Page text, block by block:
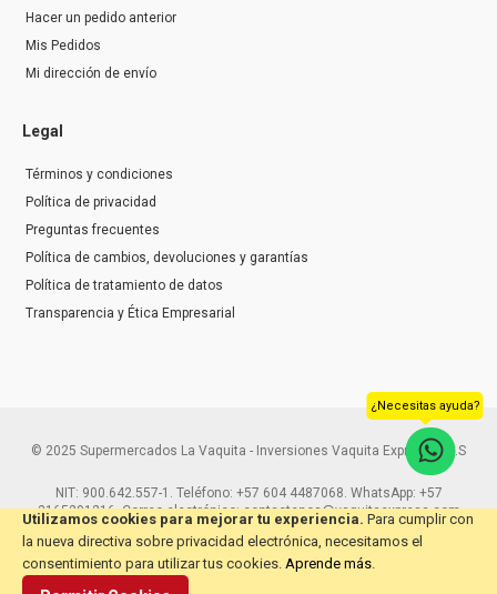
Utilizamos cookies para mejorar tu experiencia. Para cumplir con
la nueva directiva sobre privacidad electrónica, necesitamos el
consentimiento para utilizar tus cookies. Aprende más.
Hacer un pedido anterior
Mis Pedidos
Mi dirección de envío
Legal
Términos y condiciones
Política de privacidad
Preguntas frecuentes
Política de cambios, devoluciones y garantías
Política de tratamiento de datos
Transparencia y Ética Empresarial
© 2025 Supermercados La Vaquita - Inversiones Vaquita Express S.A.S
NIT: 900.642.557-1. Teléfono: +57 604 4487068. WhatsApp: +57
3165291216. Correo electrónico: contactenos@vaquitaexpress.com
¿Necesitas ayuda?